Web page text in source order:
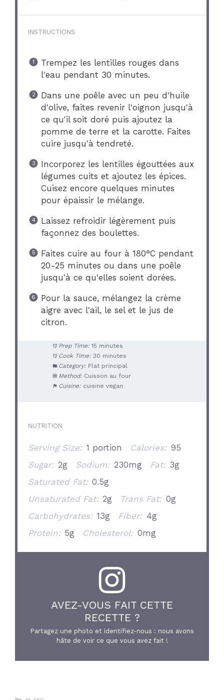
INSTRUCTIONS
Trempez les lentilles rouges dans
l'eau pendant 30 minutes.
Dans une poêle avec un peu d'huile
d'olive, faites revenir l'oignon jusqu'à
ce qu'il soit doré puis ajoutez la
pomme de terre et la carotte. Faites
cuire jusqu'à tendreté.
Incorporez les lentilles égouttées aux
légumes cuits et ajoutez les épices.
Cuisez encore quelques minutes
pour épaissir le mélange.
Laissez refroidir légèrement puis
façonnez des boulettes.
Faites cuire au four à 180°C pendant
20-25 minutes ou dans une poêle
jusqu'à ce qu'elles soient dorées.
Pour la sauce, mélangez la crème
aigre avec l'ail, le sel et le jus de
citron.
Prep Time: 15 minutes
Cook Time: 30 minutes
Category: Plat principal
Method: Cuisson au four
Cuisine: cuisine vegan
NUTRITION
Serving Size: 1 portion Calories: 95
Sugar: 2g Sodium: 230mg Fat: 3g
Saturated Fat: 0.5g
Unsaturated Fat: 2g Trans Fat: 0g
Carbohydrates: 13g Fiber: 4g
Protein: 5g Cholesterol: 0mg
AVEZ-VOUS FAIT CETTE
RECETTE ?
Partagez une photo et identifiez-nous : nous avons
hâte de voir ce que vous avez fait !